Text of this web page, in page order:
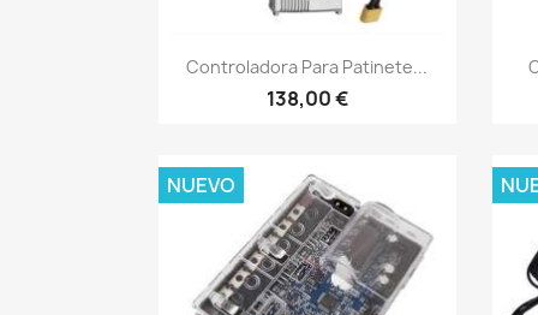
Vista rápida
Controladora Para Patinete...
138,00 €
NUEVO